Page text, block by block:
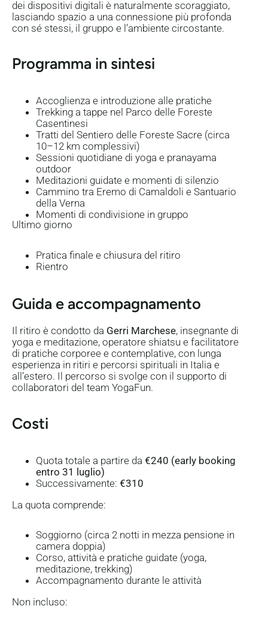
dei dispositivi digitali è naturalmente scoraggiato,
lasciando spazio a una connessione più profonda
con sé stessi, il gruppo e l’ambiente circostante.
Programma in sintesi
Accoglienza e introduzione alle pratiche
Trekking a tappe nel Parco delle Foreste
Casentinesi
Tratti del Sentiero delle Foreste Sacre (circa
10–12 km complessivi)
Sessioni quotidiane di yoga e pranayama
outdoor
Meditazioni guidate e momenti di silenzio
Cammino tra Eremo di Camaldoli e Santuario
della Verna
Momenti di condivisione in gruppo
Ultimo giorno
Pratica finale e chiusura del ritiro
Rientro
Guida e accompagnamento
Il ritiro è condotto da Gerri Marchese, insegnante di
yoga e meditazione, operatore shiatsu e facilitatore
di pratiche corporee e contemplative, con lunga
esperienza in ritiri e percorsi spirituali in Italia e
all’estero. Il percorso si svolge con il supporto di
collaboratori del team YogaFun.
Costi
Quota totale a partire da €240 (early booking
entro 31 luglio)
Successivamente: €310
La quota comprende:
Soggiorno (circa 2 notti in mezza pensione in
camera doppia)
Corso, attività e pratiche guidate (yoga,
meditazione, trekking)
Accompagnamento durante le attività
Non incluso: